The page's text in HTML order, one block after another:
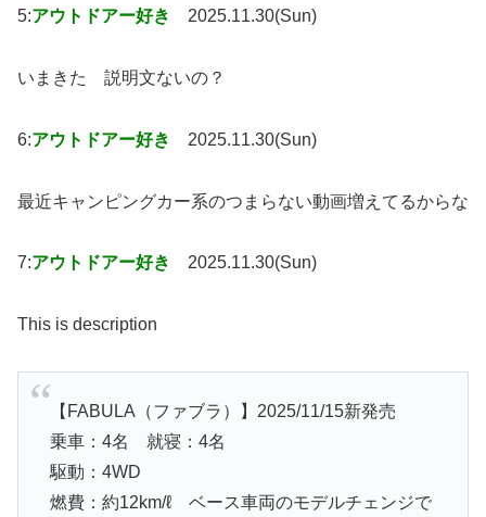
5:アウトドアー好き 2025.11.30(Sun)
いまきた 説明文ないの？
6:アウトドアー好き 2025.11.30(Sun)
最近キャンピングカー系のつまらない動画増えてるからな
7:アウトドアー好き 2025.11.30(Sun)
This is description
【FABULA（ファブラ）】2025/11/15新発売
乗車：4名 就寝：4名
駆動：4WD
燃費：約12km/ℓ ベース車両のモデルチェンジで